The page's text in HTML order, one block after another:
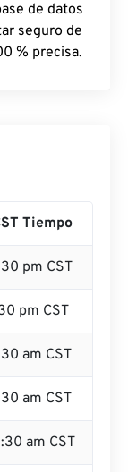
de datos
seguro de
% precisa.
Tiempo
pm CST
pm CST
am CST
am CST
am CST